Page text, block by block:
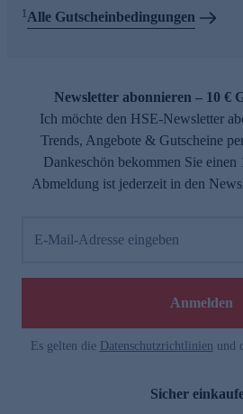
1Alle Gutscheinbedingungen
Newsletter abonnieren – 10 €
Ich möchte den HSE-Newsletter
Trends, Angebote & Gutscheine
Dankeschön bekommen Sie
Abmeldung ist jederzeit in den
E-Mail-Adresse eingeben
Anmelden
Es gelten die Datenschutzrichtlinien und
Sicher